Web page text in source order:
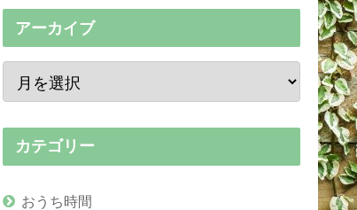
アーカイブ
カテゴリー
おうち時間